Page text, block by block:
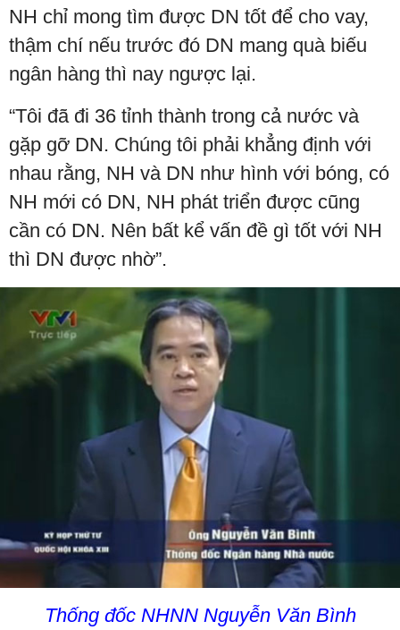
NH chỉ mong tìm được DN tốt để cho vay,
thậm chí nếu trước đó DN mang quà biếu
ngân hàng thì nay ngược lại.
“Tôi đã đi 36 tỉnh thành trong cả nước và
gặp gỡ DN. Chúng tôi phải khẳng định với
nhau rằng, NH và DN như hình với bóng, có
NH mới có DN, NH phát triển được cũng
cần có DN. Nên bất kể vấn đề gì tốt với NH
thì DN được nhờ”.
Thống đốc NHNN Nguyễn Văn Bình